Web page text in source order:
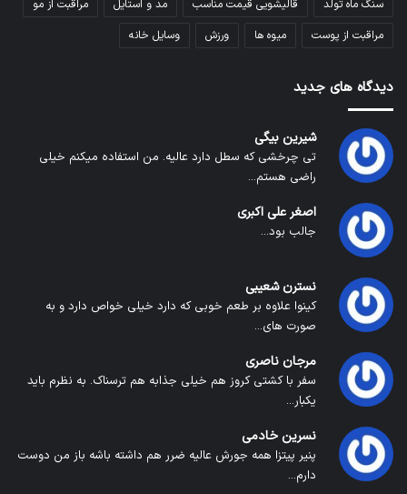
سنگ ماه تولد
قالیشویی قیمت مناسب مد و استایل
مراقبت از مو
مراقبت از پوست
میوه ها ورزش وسایل خانه
دیدگاه های جدید
شیرین بیگی
تی چرخشی که سطل دارد عالیه. من استفاده میکنم خیلی
راضی هستم...
اصغر علی اکبری
جالب بود...
نسترن شعیبی
کینوا علاوه بر طعم خوبی که دارد خیلی خواص دارد و به
صورت های...
مرجان ناصری
سفر با کشتی کروز هم خیلی جذابه هم ترسناک. به نظرم باید
یکبار...
نسرین خادمی
پنیر پیتزا همه جورش عالیه ضرر هم داشته باشه باز من دوست
دارم...